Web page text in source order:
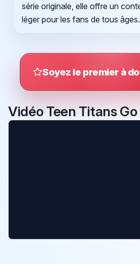
série originale, elle offre un
léger pour les fans de tous âges.
Soyez le premier à
Vidéo Teen Titans Go